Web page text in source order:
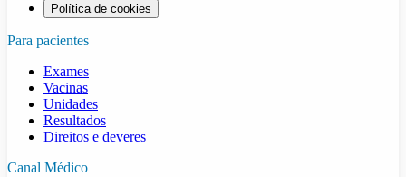
Política de cookies
Para pacientes
Exames
Vacinas
Unidades
Resultados
Direitos e deveres
Canal Médico